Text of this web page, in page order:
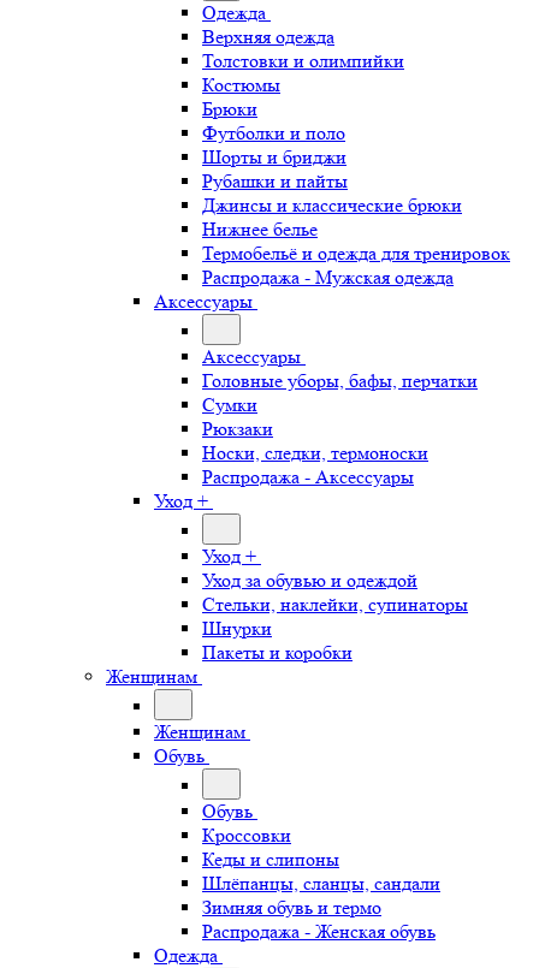
Одежда
Верхняя одежда
Толстовки и олимпийки
Костюмы
Брюки
Футболки и поло
Шорты и бриджи
Рубашки и пайты
Джинсы и классические брюки
Нижнее белье
Термобельё и одежда для тренировок
Распродажа - Мужская одежда
Аксессуары
Аксессуары
Головные уборы, бафы, перчатки
Сумки
Рюкзаки
Носки, следки, термоноски
Распродажа - Аксессуары
Уход +
Уход +
Уход за обувью и одеждой
Стельки, наклейки, супинаторы
Шнурки
Пакеты и коробки
Женщинам
Женщинам
Обувь
Обувь
Кроссовки
Кеды и слипоны
Шлёпанцы, сланцы, сандали
Зимняя обувь и термо
Распродажа - Женская обувь
Одежда